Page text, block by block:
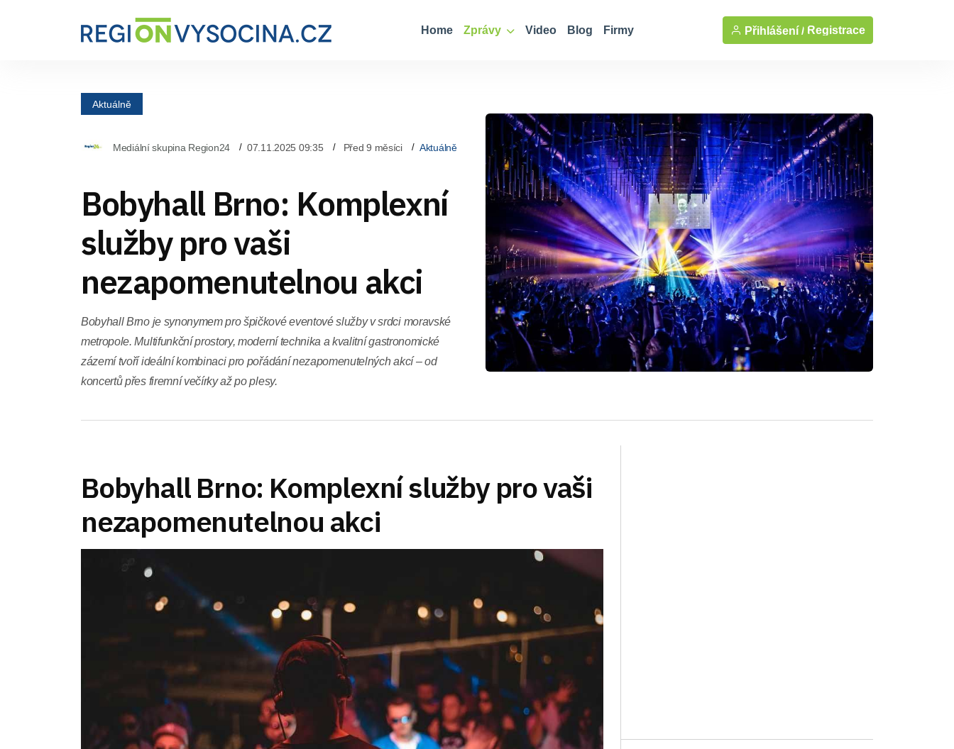
Home Zprávy Video Blog Firmy Přihlášení / Registrace
Aktuálně
Mediální skupina Region24 07.11.2025 09:35 Před 9 měsíci Aktuálně
Bobyhall Brno: Komplexní
služby pro vaši
nezapomenutelnou akci
Bobyhall Brno je synonymem pro špičkové eventové služby v srdci moravské
metropole. Multifunkční prostory, moderní technika a kvalitní gastronomické
zázemí tvoří ideální kombinaci pro pořádání nezapomenutelných akcí – od
koncertů přes firemní večírky až po plesy.
Bobyhall Brno: Komplexní služby pro vaši
nezapomenutelnou akci